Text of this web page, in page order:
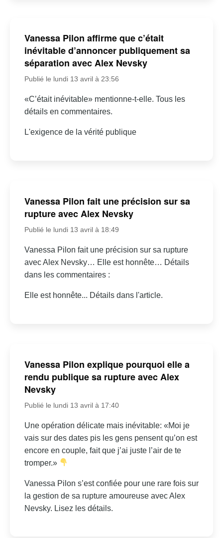
Vanessa Pilon affirme que c’était
inévitable d’annoncer publiquement sa
séparation avec Alex Nevsky
Publié le lundi 13 avril à 23:56
«C’était inévitable» mentionne-t-elle. Tous les
détails en commentaires.
L'exigence de la vérité publique
Vanessa Pilon fait une précision sur sa
rupture avec Alex Nevsky
Publié le lundi 13 avril à 18:49
Vanessa Pilon fait une précision sur sa rupture
avec Alex Nevsky… Elle est honnête… Détails
dans les commentaires :
Elle est honnête... Détails dans l'article.
Vanessa Pilon explique pourquoi elle a
rendu publique sa rupture avec Alex
Nevsky
Publié le lundi 13 avril à 17:40
Une opération délicate mais inévitable: «Moi je
vais sur des dates pis les gens pensent qu’on est
encore en couple, fait que j’ai juste l’air de te
tromper.»
Vanessa Pilon s’est confiée pour une rare fois sur
la gestion de sa rupture amoureuse avec Alex
Nevsky. Lisez les détails.